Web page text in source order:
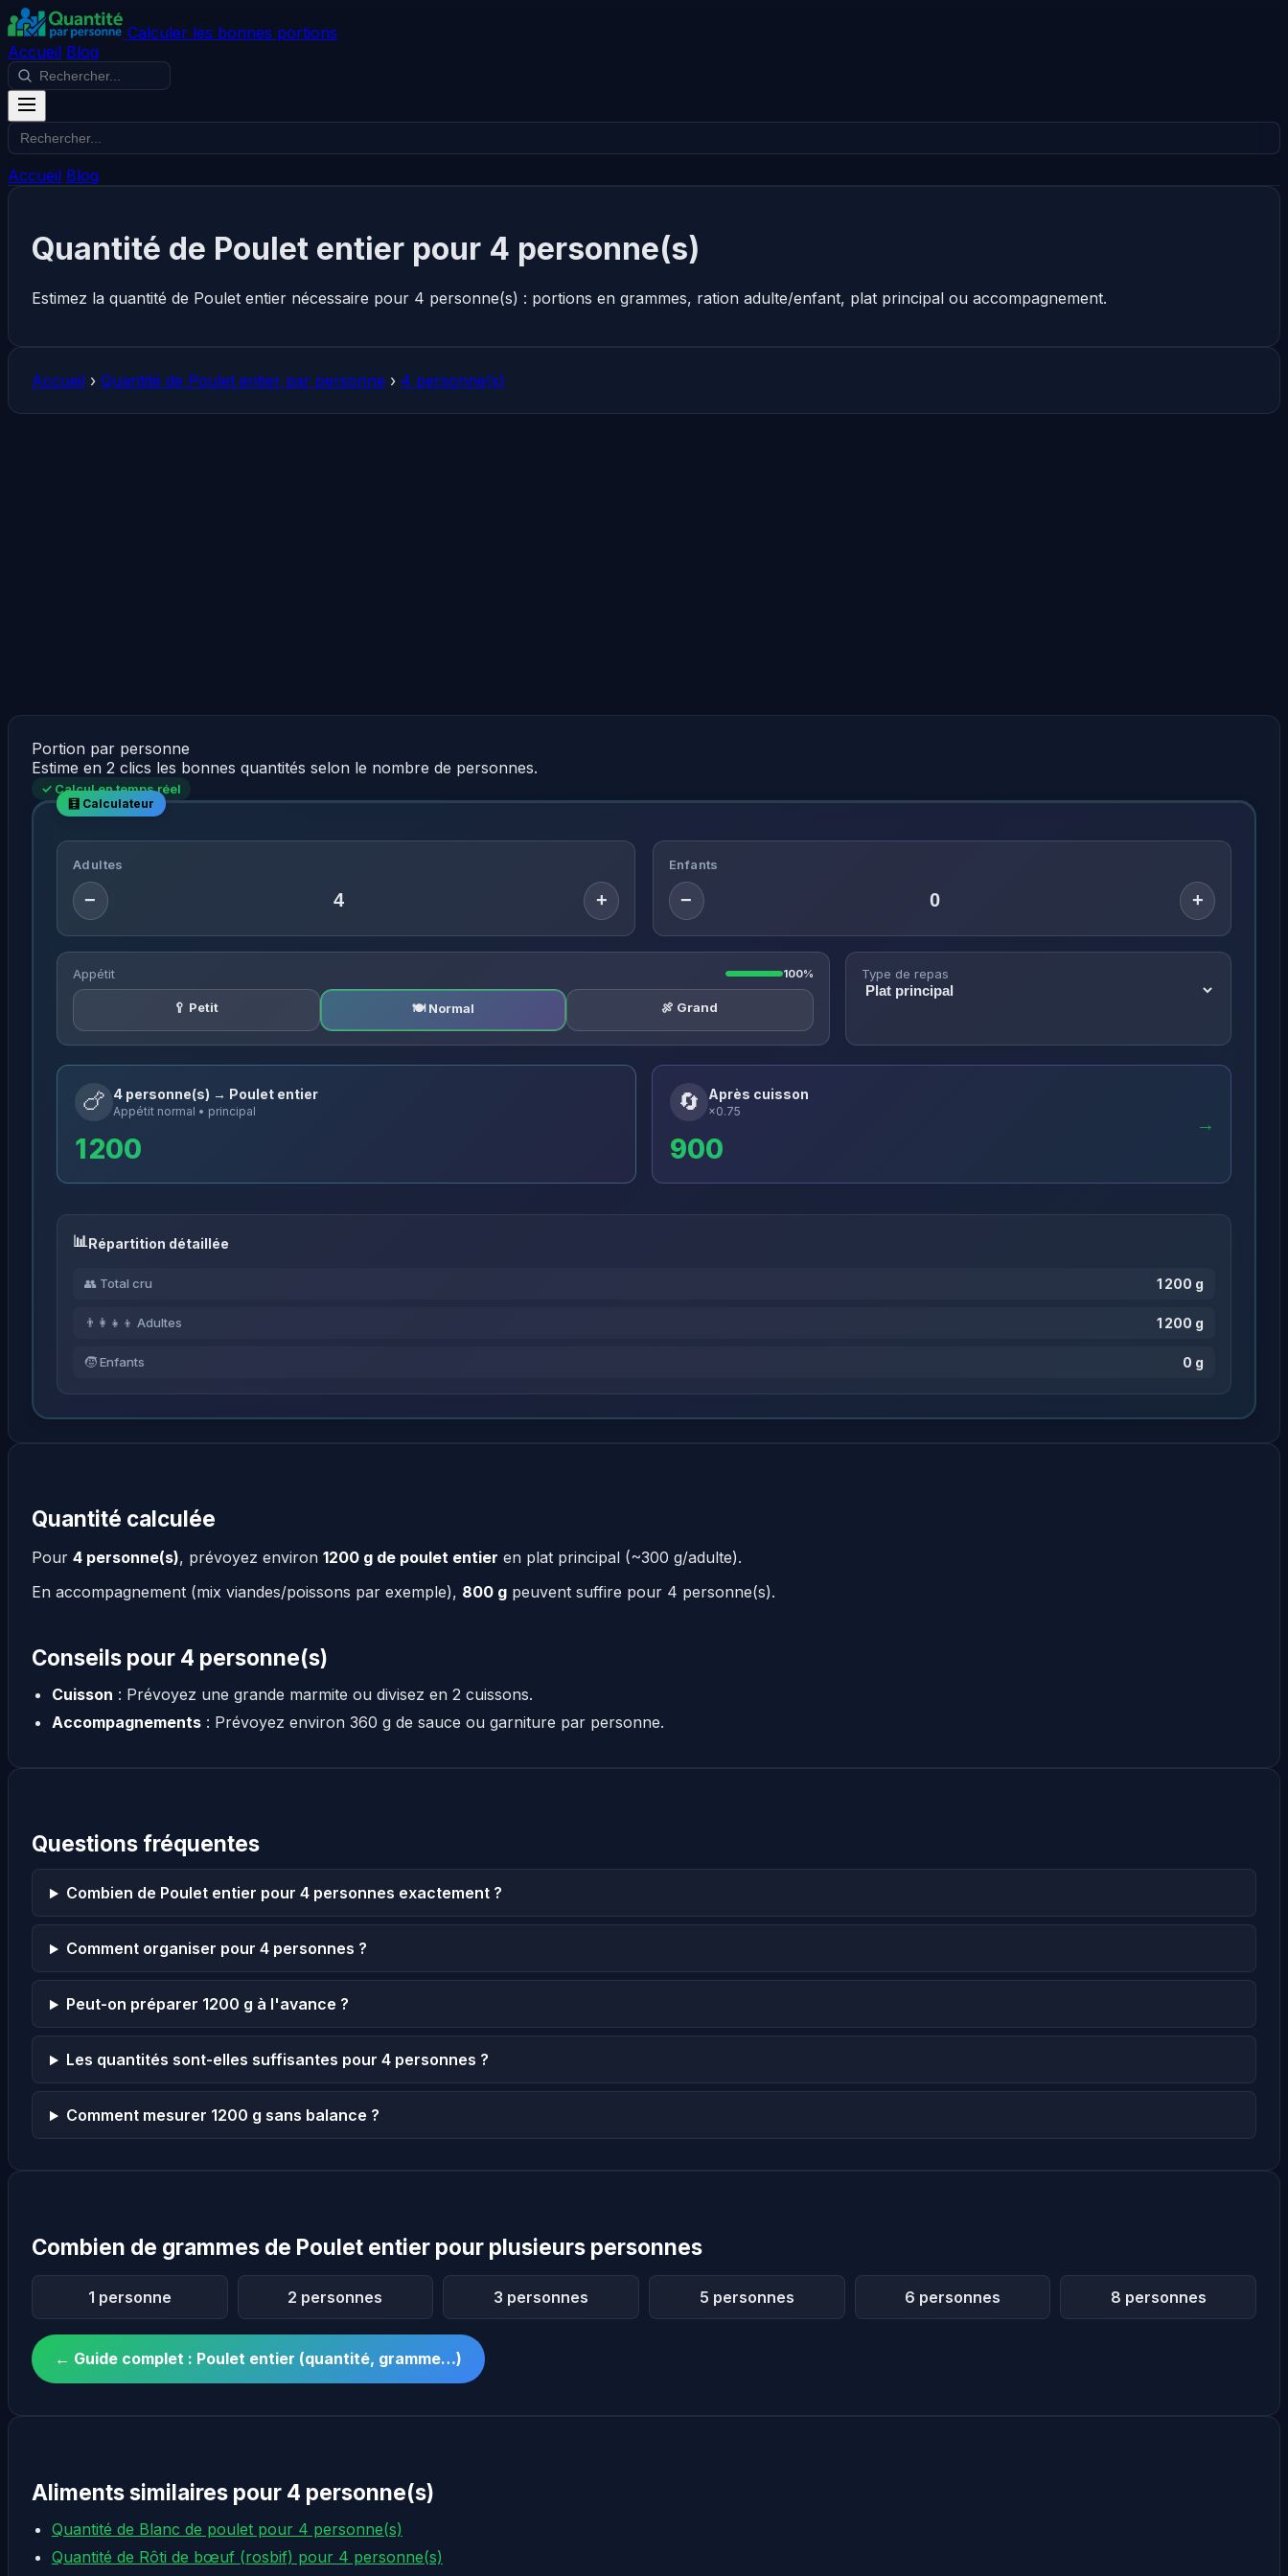
Calculer les bonnes portions
Accueil Blog
Accueil Blog
Quantité de Poulet entier pour 4 personne(s)
Estimez la quantité de Poulet entier nécessaire pour 4 personne(s) : portions en grammes, ration adulte/enfant, plat principal ou accompagnement.
Accueil › Quantité de Poulet entier par personne › 4 personne(s)
Portion par personne
Estime en 2 clics les bonnes quantités selon le nombre de personnes.
✓ Calcul en temps réel
Adultes
− +
Enfants
− +
Appétit 100%
🥄 Petit 🍽️ Normal 🍖 Grand
Type de repas
🍗 4 personne(s) → Poulet entier
Appétit normal • principal
1 200
🔄 Après cuisson
×0.75
900
→
Répartition détaillée
👥 Total cru 1 200 g
👨‍👩‍👧‍👦 Adultes 1 200 g
🧒 Enfants 0 g
Quantité calculée
Pour 4 personne(s), prévoyez environ 1200 g de poulet entier en plat principal (~300 g/adulte).
En accompagnement (mix viandes/poissons par exemple), 800 g peuvent suffire pour 4 personne(s).
Conseils pour 4 personne(s)
Cuisson : Prévoyez une grande marmite ou divisez en 2 cuissons.
Accompagnements: Prévoyez environ 360 g de sauce ou garniture par personne.
Questions fréquentes
Combien de Poulet entier pour 4 personnes exactement ?
Comment organiser pour 4 personnes ?
Peut-on préparer 1200 g à l'avance ?
Les quantités sont-elles suffisantes pour 4 personnes ?
Comment mesurer 1200 g sans balance ?
Combien de grammes de Poulet entier pour plusieurs personnes
1 personne 2 personnes 3 personnes 5 personnes 6 personnes 8 personnes
← Guide complet : Poulet entier (quantité, gramme…)
Aliments similaires pour 4 personne(s)
Quantité de Blanc de poulet pour 4 personne(s)
Quantité de Rôti de bœuf (rosbif) pour 4 personne(s)